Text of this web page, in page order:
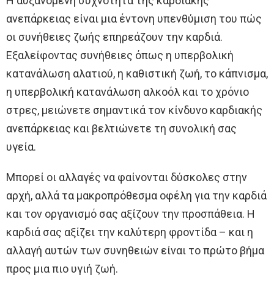
ανεπάρκειας είναι μια έντονη υπενθύμιση του πώς
οι συνήθειες ζωής επηρεάζουν την καρδιά.
Εξαλείφοντας συνήθειες όπως η υπερβολική
κατανάλωση αλατιού, η καθιστική ζωή, το κάπνισμα,
η υπερβολική κατανάλωση αλκοόλ και το χρόνιο
στρες, μειώνετε σημαντικά τον κίνδυνο καρδιακής
ανεπάρκειας και βελτιώνετε τη συνολική σας
υγεία.
Μπορεί οι αλλαγές να φαίνονται δύσκολες στην
αρχή, αλλά τα μακροπρόθεσμα οφέλη για την καρδιά
και τον οργανισμό σας αξίζουν την προσπάθεια. Η
καρδιά σας αξίζει την καλύτερη φροντίδα – και η
αλλαγή αυτών των συνηθειών είναι το πρώτο βήμα
προς μια πιο υγιή ζωή.